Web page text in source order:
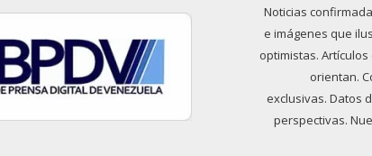
Noticias
e imágenes que
optimistas.
orientan.
exclusivas. Datos
perspectivas.